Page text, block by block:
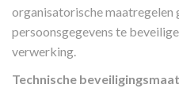
organisatorische maatregelen
persoonsgegevens te
verwerking.
Technische